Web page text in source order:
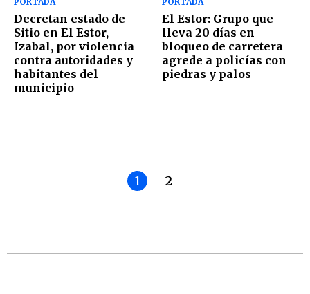
Decretan estado de
Sitio en El Estor,
Izabal, por violencia
contra autoridades y
habitantes del
municipio
El Estor: Grupo que
lleva 20 días en
bloqueo de carretera
agrede a policías con
piedras y palos
1 2